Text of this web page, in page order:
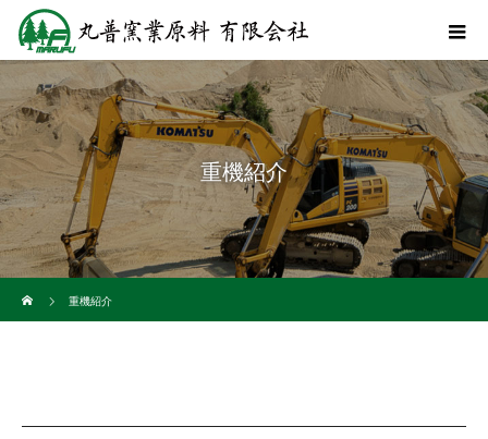
重機紹介
重機紹介